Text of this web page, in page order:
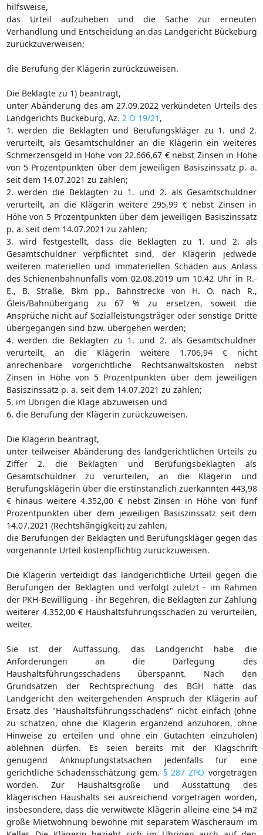
hilfsweise,
das Urteil aufzuheben und die Sache zur erneuten
Verhandlung und Entscheidung an das Landgericht Bückeburg
zurückzuverweisen;
die Berufung der Klägerin zurückzuweisen.
Die Beklagte zu 1) beantragt,
unter Abänderung des am 27.09.2022 verkündeten Urteils des
Landgerichts Bückeburg, Az. 2 O 19/21 ,
1. werden die Beklagten und Berufungskläger zu 1. und 2.
verurteilt, als Gesamtschuldner an die Klägerin ein weiteres
Schmerzensgeld in Höhe von 22.666,67 € nebst Zinsen in Höhe
von 5 Prozentpunkten über dem jeweiligen Basiszinssatz p. a.
seit dem 14.07.2021 zu zahlen;
2. werden die Beklagten zu 1. und 2. als Gesamtschuldner
verurteilt, an die Klägerin weitere 295,99 € nebst Zinsen in
Höhe von 5 Prozentpunkten über dem jeweiligen Basiszinssatz
p. a. seit dem 14.07.2021 zu zahlen;
3. wird festgestellt, dass die Beklagten zu 1. und 2. als
Gesamtschuldner verpflichtet sind, der Klägerin jedwede
weiteren materiellen und immateriellen Schäden aus Anlass
des Schienenbahnunfalls vom 02.08.2019 um 10.42 Uhr in R.-
E., B. Straße, Bkm pp., Bahnstrecke von H. O. nach R.,
Gleis/Bahnübergang zu 67 % zu ersetzen, soweit die
Ansprüche nicht auf Sozialleistungsträger oder sonstige Dritte
übergegangen sind bzw. übergehen werden;
4. werden die Beklagten zu 1. und 2. als Gesamtschuldner
verurteilt, an die Klägerin weitere 1.706,94 € nicht
anrechenbare vorgerichtliche Rechtsanwaltskosten nebst
Zinsen in Höhe von 5 Prozentpunkten über dem jeweiligen
Basiszinssatz p. a. seit dem 14.07.2021 zu zahlen;
5. im Übrigen die Klage abzuweisen und
6. die Berufung der Klägerin zurückzuweisen.
Die Klägerin beantragt,
unter teilweiser Abänderung des landgerichtlichen Urteils zu
Ziffer 2. die Beklagten und Berufungsbeklagten als
Gesamtschuldner zu verurteilen, an die Klägerin und
Berufungsklägerin über die erstinstanzlich zuerkannten 443,98
€ hinaus weitere 4.352,00 € nebst Zinsen in Höhe von fünf
Prozentpunkten über dem jeweiligen Basiszinssatz seit dem
14.07.2021 (Rechtshängigkeit) zu zahlen,
die Berufungen der Beklagten und Berufungskläger gegen das
vorgenannte Urteil kostenpflichtig zurückzuweisen.
Die Klägerin verteidigt das landgerichtliche Urteil gegen die
Berufungen der Beklagten und verfolgt zuletzt - im Rahmen
der PKH-Bewilligung - ihr Begehren, die Beklagten zur Zahlung
weiterer 4.352,00 € Haushaltsführungsschaden zu verurteilen,
weiter.
Sie ist der Auffassung, das Landgericht habe die
Anforderungen an die Darlegung des
Haushaltsführungsschadens überspannt. Nach den
Grundsätzen der Rechtsprechung des BGH hätte das
Landgericht den weitergehenden Anspruch der Klägerin auf
Ersatz des "Haushaltsführungsschadens" nicht einfach (ohne
zu schätzen, ohne die Klägerin ergänzend anzuhören, ohne
Hinweise zu erteilen und ohne ein Gutachten einzuholen)
ablehnen dürfen. Es seien bereits mit der Klagschrift
genügend Anknüpfungstatsachen jedenfalls für eine
gerichtliche Schadensschätzung gem. § 287 ZPO vorgetragen
worden. Zur Haushaltsgröße und Ausstattung des
klägerischen Haushalts sei ausreichend vorgetragen worden,
insbesondere, dass die verwitwete Klägerin alleine eine 54 m2
große Mietwohnung bewohne mit separatem Wäscheraum im